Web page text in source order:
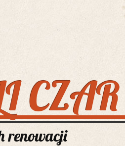
CZAR
renowacji